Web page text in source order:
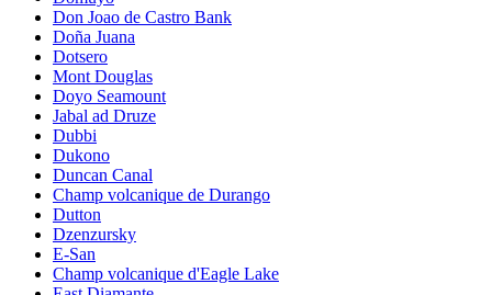
Don Joao de Castro Bank
Doña Juana
Dotsero
Mont Douglas
Doyo Seamount
Jabal ad Druze
Dubbi
Dukono
Duncan Canal
Champ volcanique de Durango
Dutton
Dzenzursky
E-San
Champ volcanique d'Eagle Lake